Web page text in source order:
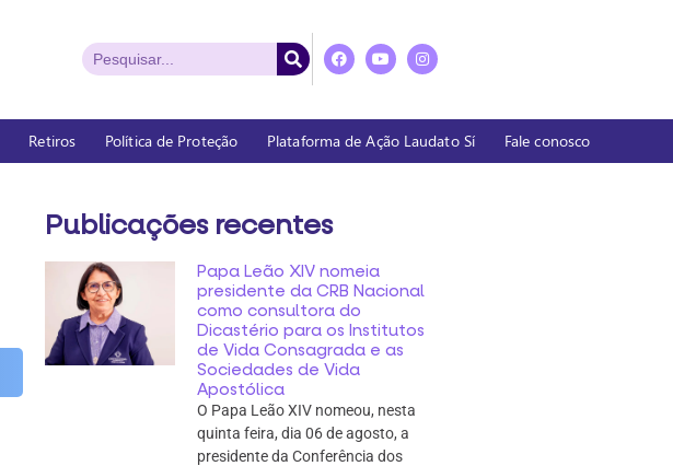
Retiros Política de Proteção Plataforma de Ação Laudato Sí Fale conosco
Publicações recentes
Papa Leão XIV nomeia
presidente da CRB Nacional
como consultora do
Dicastério para os Institutos
de Vida Consagrada e as
Sociedades de Vida
Apostólica
O Papa Leão XIV nomeou, nesta
quinta feira, dia 06 de agosto, a
presidente da Conferência dos